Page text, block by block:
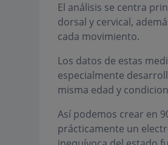
El análisis se centra
dorsal y cervical,
cada movimiento.
Los datos de estas
especialmente
misma edad y
Así podemos crear en
prácticamente un